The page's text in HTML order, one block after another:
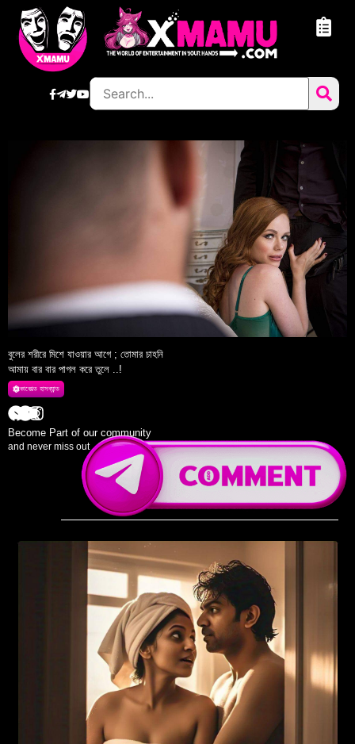
বুলের শরীরে মিশে যাওয়ার আগে ; তোমার চাহনি
আমায় বার বার পাগল করে তুলে ..!
কাকোল্ড হাসব্যান্ড
Become Part of our community
and never miss out ...